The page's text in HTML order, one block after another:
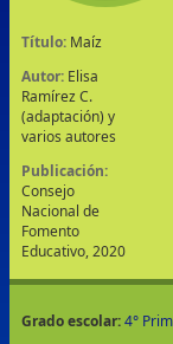
Título: Maíz
Autor: Elisa
Ramírez C.
(adaptación) y
varios autores
Publicación:
Consejo
Nacional de
Fomento
Educativo, 2020
Grado escolar:4°